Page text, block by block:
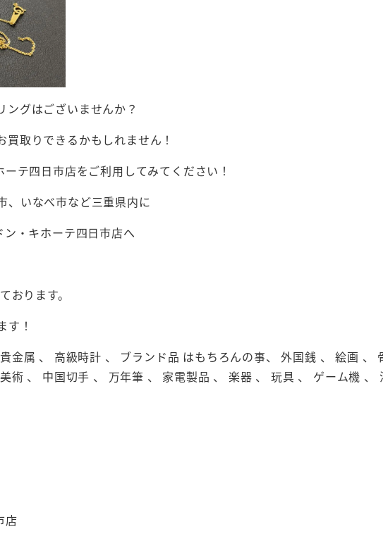
ングはございませんか？
取りできるかもしれません！
テ四日市店をご利用してみてください！
、いなべ市など三重県内に
・キホーテ四日市店へ
おります。
す！
金属 、 高級時計 、 ブランド品 はもちろんの事、 外国銭 、 絵画
術 、 中国切手 、 万年筆 、 家電製品 、 楽器 、 玩具 、 ゲーム機
店